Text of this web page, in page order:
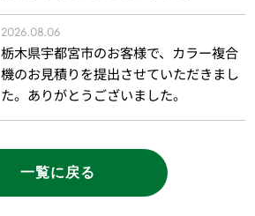
2026.08.06
栃木県宇都宮市のお客様で、カラー複合
機のお見積りを提出させていただきまし
た。ありがとうございました。
一覧に戻る